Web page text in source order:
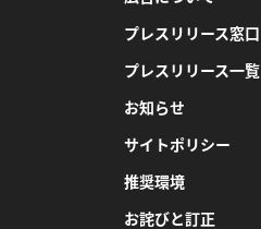
プレスリリース窓口
プレスリリース一覧
お知らせ
サイトポリシー
推奨環境
お詫びと訂正